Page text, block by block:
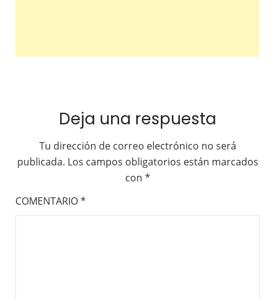
Deja una respuesta
Tu dirección de correo electrónico no será
publicada. Los campos obligatorios están marcados
con *
COMENTARIO*